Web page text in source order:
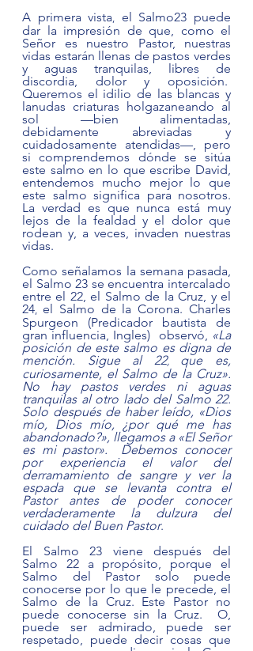
A primera vista, el Salmo23 puede
dar la impresión de que, como el
Señor es nuestro Pastor, nuestras
vidas estarán llenas de pastos verdes
y aguas tranquilas, libres de
discordia, dolor y oposición.
Queremos el idilio de las blancas y
lanudas criaturas holgazaneando al
sol —bien alimentadas,
debidamente abreviadas y
cuidadosamente atendidas—, pero
si comprendemos dónde se sitúa
este salmo en lo que escribe David,
entendemos mucho mejor lo que
este salmo significa para nosotros.
La verdad es que nunca está muy
lejos de la fealdad y el dolor que
rodean y, a veces, invaden nuestras
vidas.
Como señalamos la semana pasada,
el Salmo 23 se encuentra intercalado
entre el 22, el Salmo de la Cruz, y el
24, el Salmo de la Corona. Charles
Spurgeon (Predicador bautista de
gran influencia, Ingles)  observó, «La
posición de este salmo es digna de
mención. Sigue al 22, que es,
curiosamente, el Salmo de la Cruz».
No hay pastos verdes ni aguas
tranquilas al otro lado del Salmo 22.
Solo después de haber leído, «Dios
mío, Dios mío, ¿por qué me has
abandonado?», llegamos a «El Señor
es mi pastor».  Debemos conocer
por experiencia el valor del
derramamiento de sangre y ver la
espada que se levanta contra el
Pastor antes de poder conocer
verdaderamente la dulzura del
cuidado del Buen Pastor.
El Salmo 23 viene después del
Salmo 22 a propósito, porque el
Salmo del Pastor solo puede
conocerse por lo que le precede, el
Salmo de la Cruz. Este Pastor no
puede conocerse sin la Cruz.  O,
puede ser admirado, puede ser
respetado, puede decir cosas que